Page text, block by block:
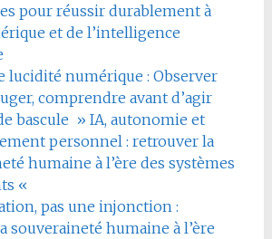
pour réussir durablement à
et de l’intelligence
lucidité numérique : Observer
comprendre avant d’agir
bascule » IA, autonomie et
personnel : retrouver la
humaine à l’ère des systèmes
«
pas une injonction :
souveraineté humaine à l’ère